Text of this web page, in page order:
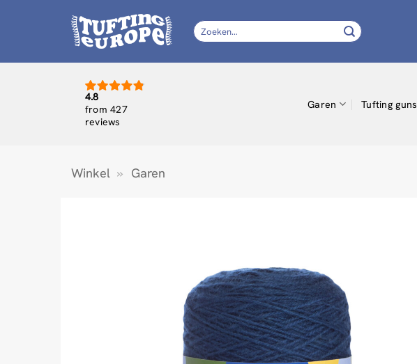
Zoeken
naar:
4.8
from 427
reviews
Garen Tufting guns
Winkel » Garen